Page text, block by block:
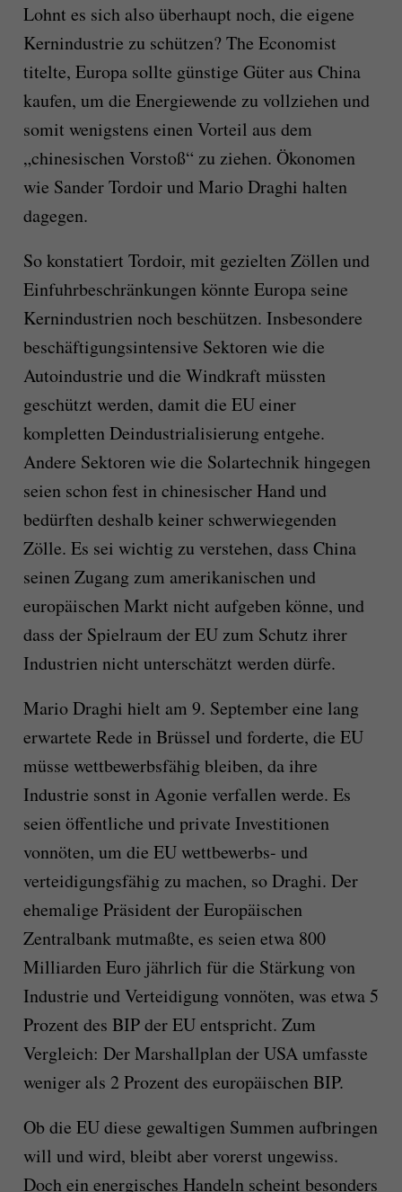
Lohnt es sich also überhaupt noch, die eigene
Kernindustrie zu schützen? The Economist
titelte, Europa sollte günstige Güter aus China
kaufen, um die Energiewende zu vollziehen und
somit wenigstens einen Vorteil aus dem
„chinesischen Vorstoß“ zu ziehen. Ökonomen
wie Sander Tordoir und Mario Draghi halten
dagegen.
So konstatiert Tordoir, mit gezielten Zöllen und
Einfuhrbeschränkungen könnte Europa seine
Kernindustrien noch beschützen. Insbesondere
beschäftigungsintensive Sektoren wie die
Autoindustrie und die Windkraft müssten
geschützt werden, damit die EU einer
kompletten Deindustrialisierung entgehe.
Andere Sektoren wie die Solartechnik hingegen
seien schon fest in chinesischer Hand und
bedürften deshalb keiner schwerwiegenden
Zölle. Es sei wichtig zu verstehen, dass China
seinen Zugang zum amerikanischen und
europäischen Markt nicht aufgeben könne, und
dass der Spielraum der EU zum Schutz ihrer
Industrien nicht unterschätzt werden dürfe.
Mario Draghi hielt am 9. September eine lang
erwartete Rede in Brüssel und forderte, die EU
müsse wettbewerbsfähig bleiben, da ihre
Industrie sonst in Agonie verfallen werde. Es
seien öffentliche und private Investitionen
vonnöten, um die EU wettbewerbs- und
verteidigungsfähig zu machen, so Draghi. Der
ehemalige Präsident der Europäischen
Zentralbank mutmaßte, es seien etwa 800
Milliarden Euro jährlich für die Stärkung von
Industrie und Verteidigung vonnöten, was etwa 5
Prozent des BIP der EU entspricht. Zum
Vergleich: Der Marshallplan der USA umfasste
weniger als 2 Prozent des europäischen BIP.
Ob die EU diese gewaltigen Summen aufbringen
will und wird, bleibt aber vorerst ungewiss.
Doch ein energisches Handeln scheint besonders